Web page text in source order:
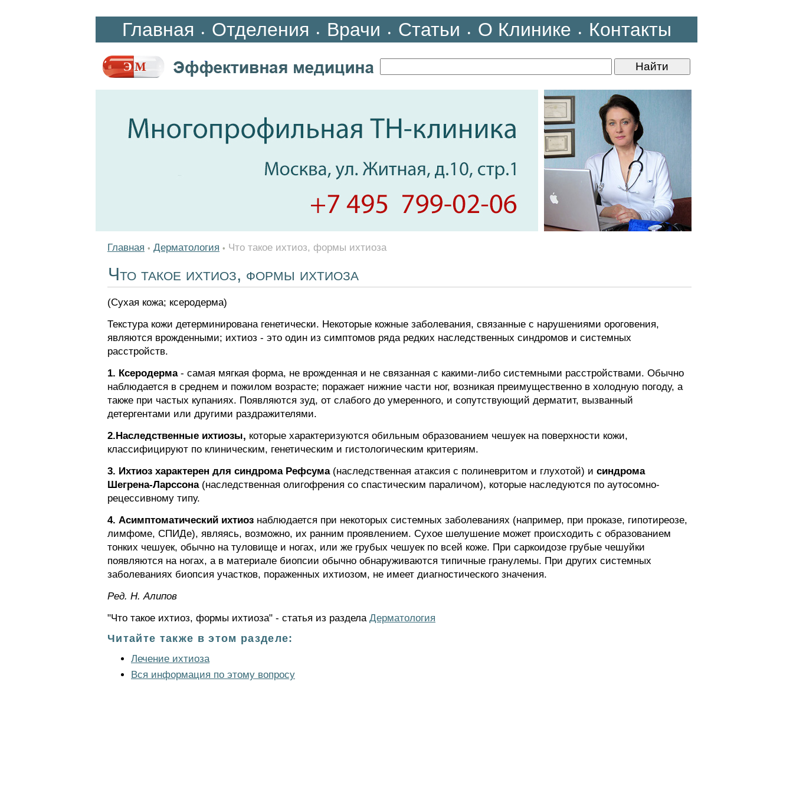
Главная • Отделения • Врачи • Статьи • О Клинике • Контакты
Главная • Дерматология • Что такое ихтиоз, формы ихтиоза
Что такое ихтиоз, формы ихтиоза
(Сухая кожа; ксеродерма)
Текстура кожи детерминирована генетически. Некоторые кожные заболевания, связанные с нарушениями ороговения,
являются врожденными; ихтиоз - это один из симптомов ряда редких наследственных синдромов и системных
расстройств.
1. Ксеродерма- самая мягкая форма, не врожденная и не связанная с какими-либо системными расстройствами. Обычно
наблюдается в среднем и пожилом возрасте; поражает нижние части ног, возникая преимущественно в холодную погоду, а
также при частых купаниях. Появляются зуд, от слабого до умеренного, и сопутствующий дерматит, вызванный
детергентами или другими раздражителями.
2.Наследственные ихтиозы, которые характеризуются обильным образованием чешуек на поверхности кожи,
классифицируют по клиническим, генетическим и гистологическим критериям.
3. Ихтиоз характерен для синдрома Рефсума(наследственная атаксия с полиневритом и глухотой) и синдрома
Шегрена-Ларссона(наследственная олигофрения со спастическим параличом), которые наследуются по аутосомно-
рецессивному типу.
4. Асимптоматический ихтиоз наблюдается при некоторых системных заболеваниях (например, при проказе, гипотиреозе,
лимфоме, СПИДе), являясь, возможно, их ранним проявлением. Сухое шелушение может происходить с образованием
тонких чешуек, обычно на туловище и ногах, или же грубых чешуек по всей коже. При саркоидозе грубые чешуйки
появляются на ногах, а в материале биопсии обычно обнаруживаются типичные гранулемы. При других системных
заболеваниях биопсия участков, пораженных ихтиозом, не имеет диагностического значения.
Ред. Н. Алипов
"Что такое ихтиоз, формы ихтиоза" - статья из раздела Дерматология
Читайте также в этом разделе:
Лечение ихтиоза
Вся информация по этому вопросу